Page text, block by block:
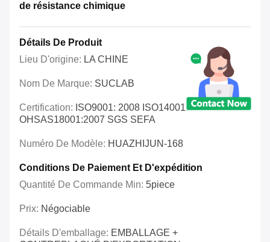
de résistance chimique
Détails De Produit
Lieu D'origine: LA CHINE
Nom De Marque: SUCLAB
Certification: ISO9001: 2008 ISO14001:2004
OHSAS18001:2007 SGS SEFA
Numéro De Modèle: HUAZHIJUN-168
Conditions De Paiement Et D'expédition
Quantité De Commande Min: 5piece
Prix: Négociable
Détails D'emballage: EMBALLAGE +